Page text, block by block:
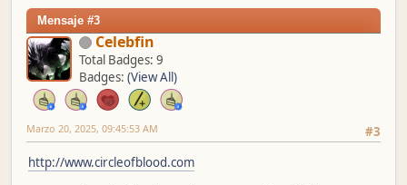
Mensaje #3
Celebfin
Total Badges: 9
Badges: (View All)
#3
Marzo 20, 2025, 09:45:53 AM
http://www.circleofblood.com